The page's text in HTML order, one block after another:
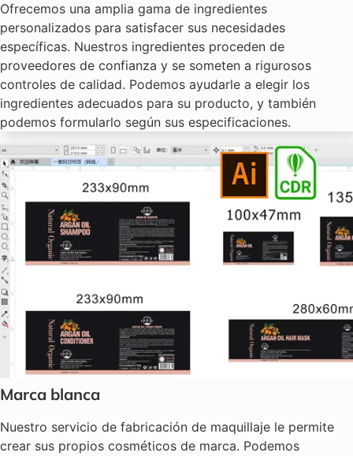
Ofrecemos una amplia gama de ingredientes
personalizados para satisfacer sus necesidades
específicas. Nuestros ingredientes proceden de
proveedores de confianza y se someten a rigurosos
controles de calidad. Podemos ayudarle a elegir los
ingredientes adecuados para su producto, y también
podemos formularlo según sus especificaciones.
Marca blanca
Nuestro servicio de fabricación de maquillaje le permite
crear sus propios cosméticos de marca. Podemos